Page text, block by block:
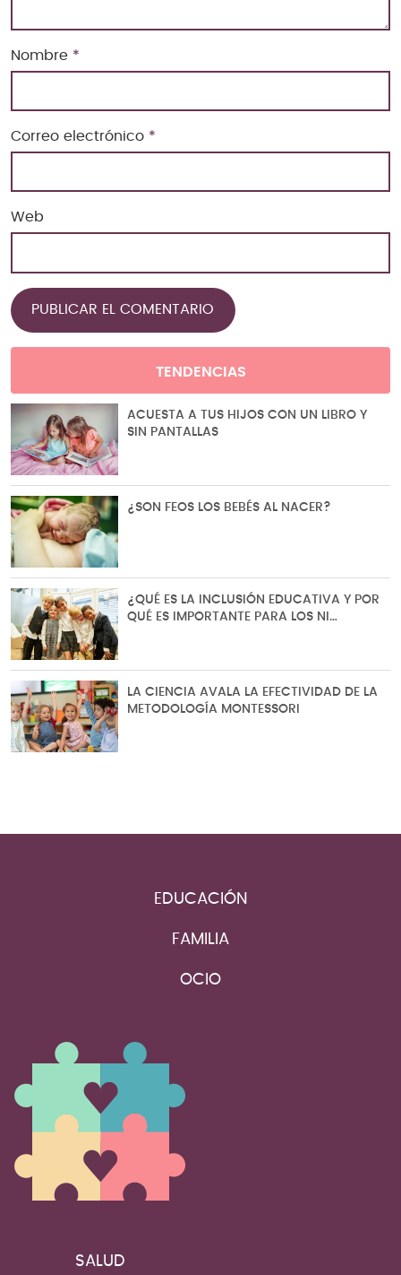
Nombre *
Correo electrónico *
Web
TENDENCIAS
ACUESTA A TUS HIJOS CON UN LIBRO Y
SIN PANTALLAS
¿SON FEOS LOS BEBÉS AL NACER?
¿QUÉ ES LA INCLUSIÓN EDUCATIVA Y POR
QUÉ ES IMPORTANTE PARA LOS NI…
LA CIENCIA AVALA LA EFECTIVIDAD DE LA
METODOLOGÍA MONTESSORI
EDUCACIÓN
FAMILIA
OCIO
SALUD